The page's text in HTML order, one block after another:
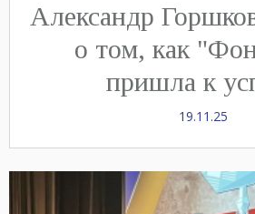
Александр
о том, как
пришла к
19.11.25